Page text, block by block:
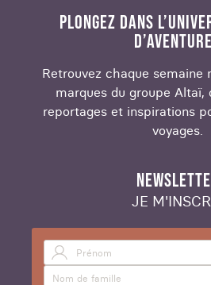
PLONGEZ DANS
Retrouvez chaque semaine
marques du groupe
reportages et inspirations
voyages.
JE